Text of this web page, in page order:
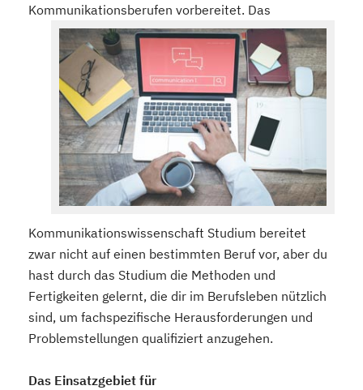
Kommunikationsberufen vorbereitet. Das
Kommunikationswissenschaft Studium bereitet
zwar nicht auf einen bestimmten Beruf vor, aber du
hast durch das Studium die Methoden und
Fertigkeiten gelernt, die dir im Berufsleben nützlich
sind, um fachspezifische Herausforderungen und
Problemstellungen qualifiziert anzugehen.
Das Einsatzgebiet für